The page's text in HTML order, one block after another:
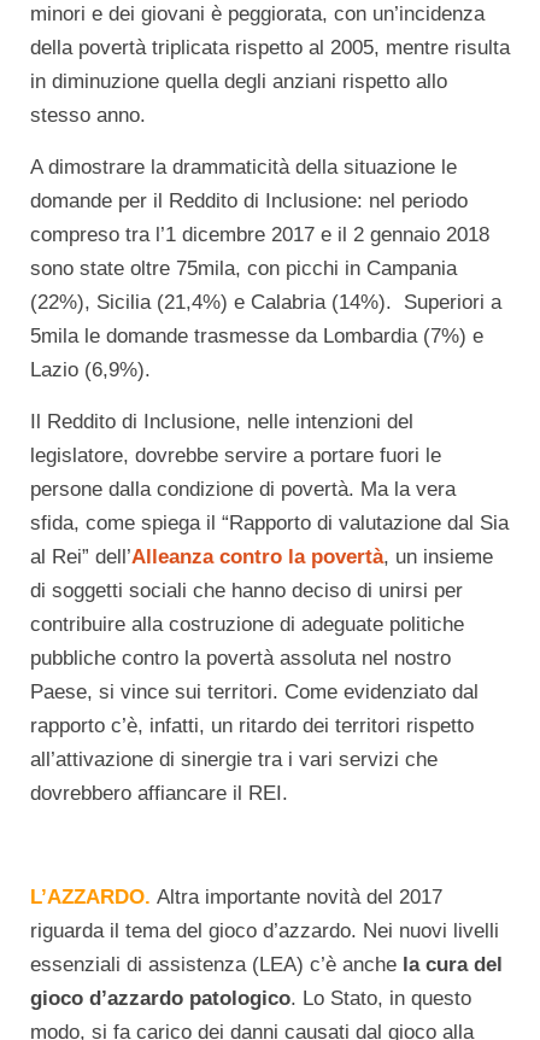
minori e dei giovani è peggiorata, con un’incidenza
della povertà triplicata rispetto al 2005, mentre risulta
in diminuzione quella degli anziani rispetto allo
stesso anno.
A dimostrare la drammaticità della situazione le
domande per il Reddito di Inclusione: nel periodo
compreso tra l’1 dicembre 2017 e il 2 gennaio 2018
sono state oltre 75mila, con picchi in Campania
(22%), Sicilia (21,4%) e Calabria (14%). Superiori a
5mila le domande trasmesse da Lombardia (7%) e
Lazio (6,9%).
Il Reddito di Inclusione, nelle intenzioni del
legislatore, dovrebbe servire a portare fuori le
persone dalla condizione di povertà. Ma la vera
sfida, come spiega il “Rapporto di valutazione dal Sia
al Rei” dell’Alleanza contro la povertà, un insieme
di soggetti sociali che hanno deciso di unirsi per
contribuire alla costruzione di adeguate politiche
pubbliche contro la povertà assoluta nel nostro
Paese, si vince sui territori. Come evidenziato dal
rapporto c’è, infatti, un ritardo dei territori rispetto
all’attivazione di sinergie tra i vari servizi che
dovrebbero affiancare il REI.
L’AZZARDO. Altra importante novità del 2017
riguarda il tema del gioco d’azzardo. Nei nuovi livelli
essenziali di assistenza (LEA) c’è anche la cura del
gioco d’azzardo patologico. Lo Stato, in questo
modo, si fa carico dei danni causati dal gioco alla